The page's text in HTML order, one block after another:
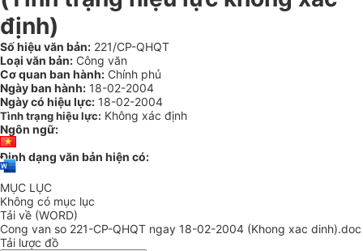
định)
Số hiệu văn bản: 221/CP-QHQT
Loại văn bản: Công văn
Cơ quan ban hành: Chính phủ
Ngày ban hành: 18-02-2004
Ngày có hiệu lực: 18-02-2004
Tình trạng hiệu lực: Không xác định
Ngôn ngữ:
Định dạng văn bản hiện có:
MỤC LỤC
Không có mục lục
Tải về (WORD)
Cong van so 221-CP-QHQT ngay 18-02-2004 (Khong xac dinh).doc
Tải lược đồ